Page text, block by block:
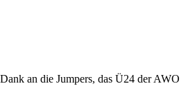
an die Jumpers, das Ü24 der AWO